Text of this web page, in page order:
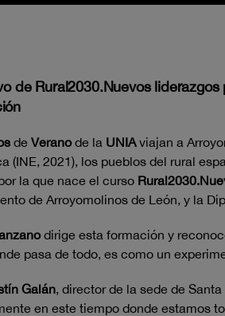
de Rural2030.Nuevos
de Veranode la UNIAviajan a
(INE, 2021), los pueblos del rural
la que nace el curso
de Arroyomolinos de León, y la
dirige esta formación y
pasa de todo, es como un
Galán, director de la sede de
en este tiempo donde estamos